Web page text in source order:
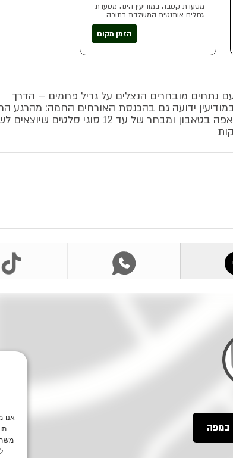
מסעדת קסבה במודיעין הינה מסעדת
גחלים אותנטית המשלבת בתוכה
מסורת ירושלמית רבת שנים, חום
משפחתי וטעמים של בית לצד
חדשנות קולינרית. המסעדה כשרה
הזמן מקום
חיים. עם נתחים מובחרים הנצלים על גריל פחמים – הדרך
ידועה גם בהכנסת האורחים החמה: מהרגע
ילוו אותך המלצרים המסורים שלנו עם לחם הבית שנאפה בטאבון ומבחר של עד 12 סוגי
במפה